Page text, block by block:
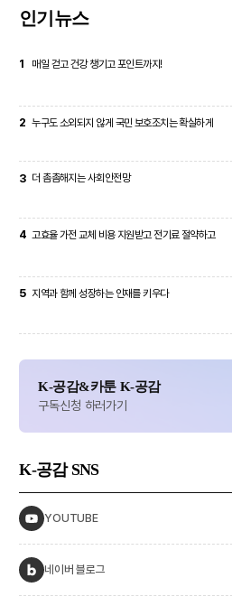
인기뉴스
1 매일 걷고 건강 챙기고 포인트까지!
2 누구도 소외되지 않게 국민 보호조치는 확실하게
3 더 촘촘해지는 사회안전망
4 고효율 가전 교체 비용 지원받고 전기료 절약하고
5 지역과 함께 성장하는 인재를 키우다
K-공감&카툰 K-공감
구독신청 하러가기
K-공감 SNS
YOUTUBE
네이버 블로그